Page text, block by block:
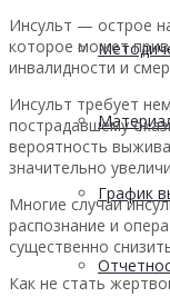
График
Инсульт — острое
которое может
инвалидности и
Инсульт требует
пострадавшему
вероятность
значительно
Многие случаи
распознание и
существенно
Как не стать